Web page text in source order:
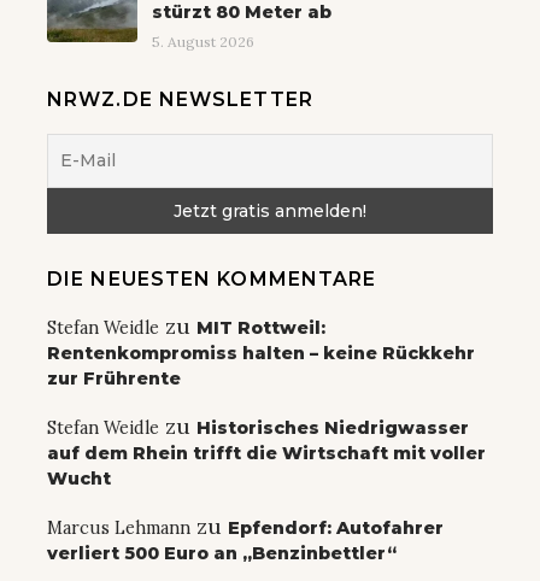
stürzt 80 Meter ab
5. August 2026
NRWZ.DE NEWSLETTER
DIE NEUESTEN KOMMENTARE
Stefan Weidle zu MIT Rottweil:
Rentenkompromiss halten – keine Rückkehr
zur Frührente
Stefan Weidle zu Historisches Niedrigwasser
auf dem Rhein trifft die Wirtschaft mit voller
Wucht
Marcus Lehmann zu Epfendorf: Autofahrer
verliert 500 Euro an „Benzinbettler“